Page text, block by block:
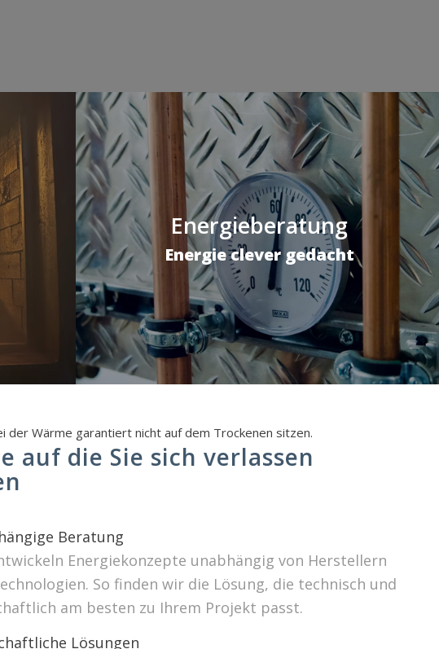
Energieberatung
Energie clever gedacht
der Wärme garantiert nicht auf dem Trockenen sitzen.
auf die Sie sich verlassen
Beratung
Energiekonzepte unabhängig von Herstellern
So finden wir die Lösung, die technisch und
am besten zu Ihrem Projekt passt.
Lösungen